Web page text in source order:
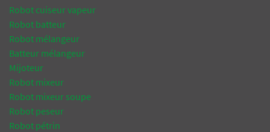
Robot cuiseur vapeur
Robot batteur
Robot mélangeur
Batteur mélangeur
Mijoteur
Robot mixeur
Robot mixeur soupe
Robot peseur
Robot pétrin